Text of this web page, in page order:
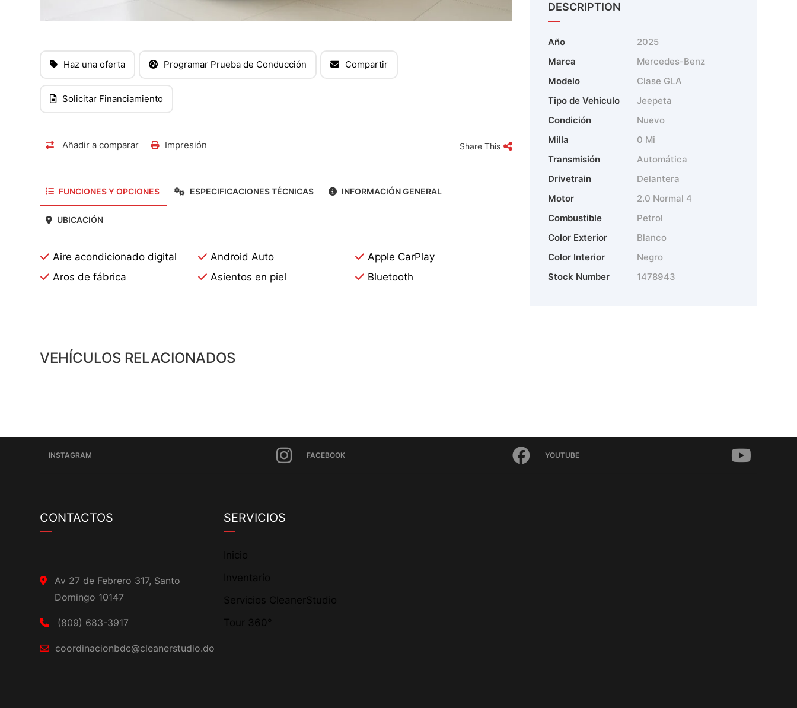
Haz una oferta Programar Prueba de Conducción Compartir
Solicitar Financiamiento
Añadir a comparar Impresión Share This
FUNCIONES Y OPCIONES ESPECIFICACIONES TÉCNICAS INFORMACIÓN GENERAL
UBICACIÓN
Aire acondicionado digital Android Auto
Apple CarPlay
Aros de fábrica
Asientos en piel Bluetooth
DESCRIPTION
Año
2025
Marca
Mercedes-Benz
Modelo
Clase GLA
Tipo de Vehiculo
Jeepeta
Condición
Nuevo
Milla
0 Mi
Transmisión
Automática
Drivetrain
Delantera
Motor
2.0 Normal 4
Combustible
Petrol
Color Exterior
Blanco
Color Interior
Negro
Stock Number
1478943
VEHÍCULOS RELACIONADOS
INSTAGRAM FACEBOOK YOUTUBE
CONTACTOS
Av 27 de Febrero 317, Santo
Domingo 10147
(809) 683-3917
coordinacionbdc@cleanerstudio.do
SERVICIOS
Inicio
Inventario
Servicios CleanerStudio
Tour 360°